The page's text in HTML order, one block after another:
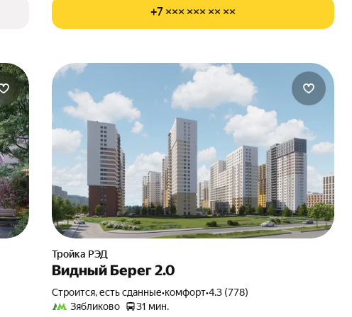
+7 ××× ××× ×× ××
Тройка РЭД
Видный Берег 2.0
Строится, есть сданные•комфорт•4.3 (778)
Зябликово
31 мин.